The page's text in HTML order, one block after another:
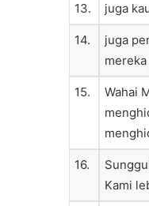
13. juga
14.
juga
15.
Wahai
16.
Kami